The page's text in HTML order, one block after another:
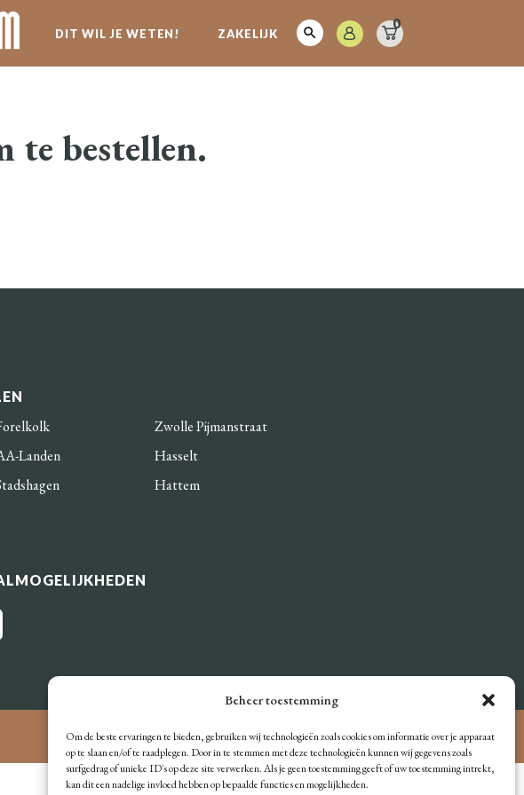
Beheer toestemming
Om de beste ervaringen te bieden, gebruiken wij technologieën zoals cookies om informatie over je apparaat
op te slaan en/of te raadplegen. Door in te stemmen met deze technologieën kunnen wij gegevens zoals
surfgedrag of unieke ID's op deze site verwerken. Als je geen toestemming geeft of uw toestemming intrekt,
kan dit een nadelige invloed hebben op bepaalde functies en mogelijkheden.
DIT WIL JE WETEN! ZAKELIJK
0
te bestellen.
Zwolle Pijmanstraat
Landen
Hasselt
Hattem
© Bakker Blom